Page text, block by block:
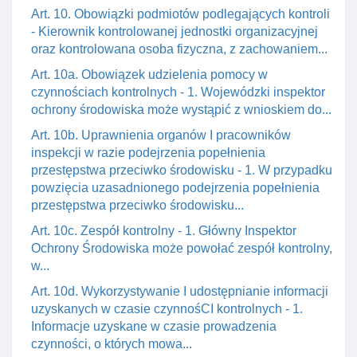
Art. 10. Obowiązki podmiotów podlegających kontroli
- Kierownik kontrolowanej jednostki organizacyjnej
oraz kontrolowana osoba fizyczna, z zachowaniem...
Art. 10a. Obowiązek udzielenia pomocy w
czynnościach kontrolnych - 1. Wojewódzki inspektor
ochrony środowiska może wystąpić z wnioskiem do...
Art. 10b. Uprawnienia organów I pracowników
inspekcji w razie podejrzenia popełnienia
przestępstwa przeciwko środowisku - 1. W przypadku
powzięcia uzasadnionego podejrzenia popełnienia
przestępstwa przeciwko środowisku...
Art. 10c. Zespół kontrolny - 1. Główny Inspektor
Ochrony Środowiska może powołać zespół kontrolny,
w...
Art. 10d. Wykorzystywanie I udostępnianie informacji
uzyskanych w czasie czynnośCI kontrolnych - 1.
Informacje uzyskane w czasie prowadzenia
czynności, o których mowa...